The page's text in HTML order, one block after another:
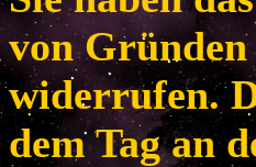
von
widerrufen.
dem Tag an